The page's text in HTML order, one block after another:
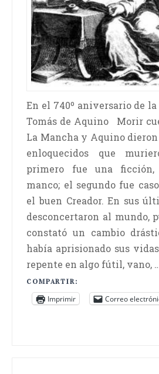
En el 740º aniversario de
Tomás de Aquino Morir
La Mancha y Aquino
enloquecidos que
primero fue una
manco; el segundo fue
el buen Creador. En sus
desconcertaron al mundo,
constató un cambio
había aprisionado sus
repente en algo fútil, vano,
COMPARTIR:
Imprimir Correo